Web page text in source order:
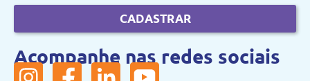
CADASTRAR
Acompanhe nas redes sociais